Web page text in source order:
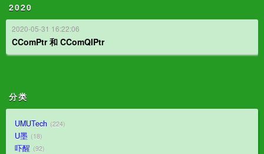
2020
2020-05-31 16:22:06
CComPtr 和 CComQIPtr
分类
UMUTech 224
U墨 18
吓醒 92